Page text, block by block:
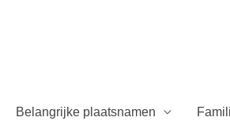
Belangrijke plaatsnamen